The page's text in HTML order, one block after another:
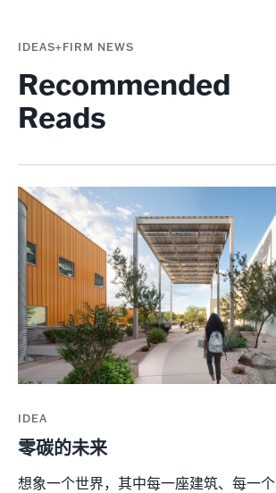
IDEAS+FIRM NEWS
Recommended
Reads
IDEA
零碳的未来
想象一个世界，其中每一座建筑、每一个